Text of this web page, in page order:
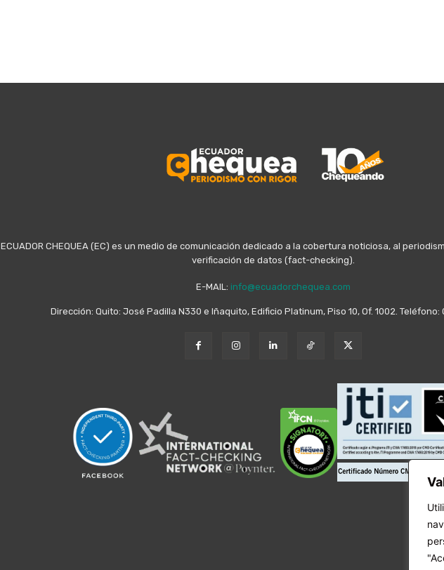
ECUADOR CHEQUEA (EC) es un medio de comunicación dedicado a la cobertura noticiosa, al
verificación de datos (fact-checking).
E-MAIL: info@ecuadorchequea.com
Dirección: Quito: José Padilla N330 e Iñaquito, Edificio Platinum, Piso 10, Of. 1002. Teléfono: